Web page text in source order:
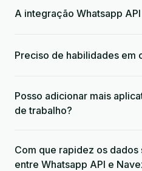
A integração Whatsapp
Preciso de habilidades em
Posso adicionar mais
de trabalho?
Com que rapidez os
entre Whatsapp API e